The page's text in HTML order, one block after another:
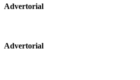
Advertorial
Advertorial